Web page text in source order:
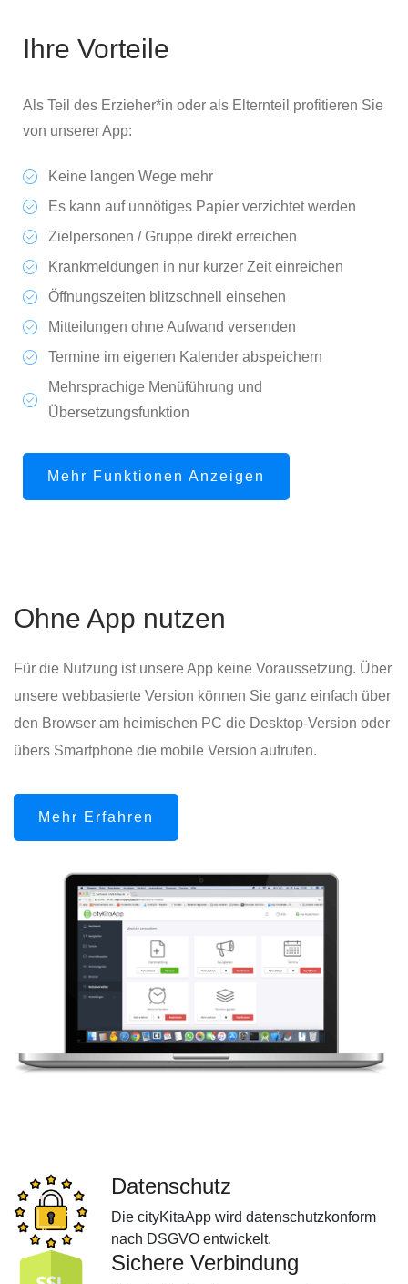
Ihre Vorteile
Als Teil des Erzieher*in oder als Elternteil profitieren Sie
von unserer App:
Keine langen Wege mehr
Es kann auf unnötiges Papier verzichtet werden
Zielpersonen / Gruppe direkt erreichen
Krankmeldungen in nur kurzer Zeit einreichen
Öffnungszeiten blitzschnell einsehen
Mitteilungen ohne Aufwand versenden
Termine im eigenen Kalender abspeichern
Mehrsprachige Menüführung und
Übersetzungsfunktion
Mehr Funktionen Anzeigen
Ohne App nutzen
Für die Nutzung ist unsere App keine Voraussetzung. Über
unsere webbasierte Version können Sie ganz einfach über
den Browser am heimischen PC die Desktop-Version oder
übers Smartphone die mobile Version aufrufen.
Mehr Erfahren
Datenschutz
Die cityKitaApp wird datenschutzkonform
nach DSGVO entwickelt.
Sichere Verbindung